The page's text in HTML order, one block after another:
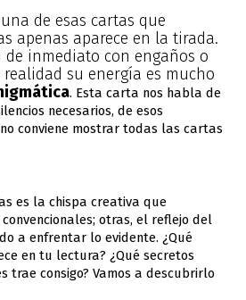
de esas cartas que
apenas aparece en la tirada.
de inmediato con engaños o
su energía es mucho
. Esta carta nos habla de
necesarios, de esos
conviene mostrar todas las cartas
es la chispa creativa que
otras, el reflejo del
a enfrentar lo evidente. ¿Qué
en tu lectura? ¿Qué secretos
trae consigo? Vamos a descubrirlo